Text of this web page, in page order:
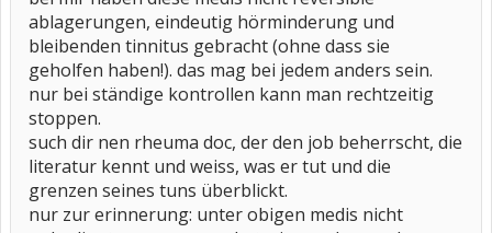
ablagerungen, eindeutig hörminderung und
bleibenden tinnitus gebracht (ohne dass sie
geholfen haben!). das mag bei jedem anders sein.
nur bei ständige kontrollen kann man rechtzeitig
stoppen.
such dir nen rheuma doc, der den job beherrscht, die
literatur kennt und weiss, was er tut und die
grenzen seines tuns überblickt.
nur zur erinnerung: unter obigen medis nicht